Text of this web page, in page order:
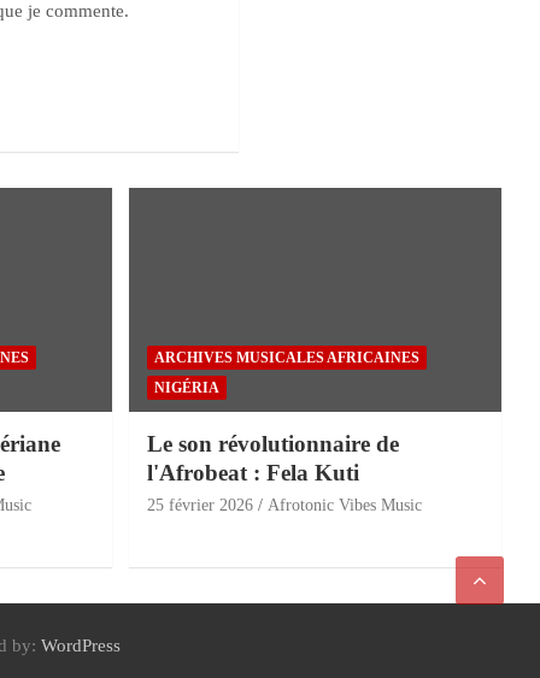
je commente.
ARCHIVES MUSICALES AFRICAINES
NIGÉRIA
Le son révolutionnaire de
l'Afrobeat : Fela Kuti
25 février 2026 Afrotonic Vibes Music
by: WordPress